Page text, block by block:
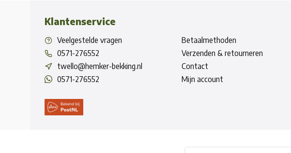
Klantenservice
Veelgestelde vragen
0571-276552
twello@hemker-bekking.nl
0571-276552
Betaalmethoden
Verzenden & retourneren
Contact
Mijn account